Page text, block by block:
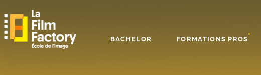
BACHELOR FORMATIONS PROS